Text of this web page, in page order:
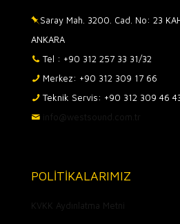
Saray Mah. 3200. Cad. No: 23
ANKARA
Tel : +90 312 257 33 31/32
Merkez: +90 312 309 17 66
Teknik Servis: +90 312 309 46
info@westsound.com.tr
POLİTİKALARIMIZ
KVKK Aydınlatma Metni